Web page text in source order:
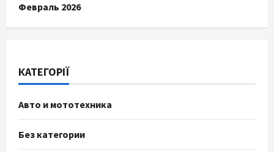
Февраль 2026
КАТЕГОРІЇ
Авто и мототехника
Без категории